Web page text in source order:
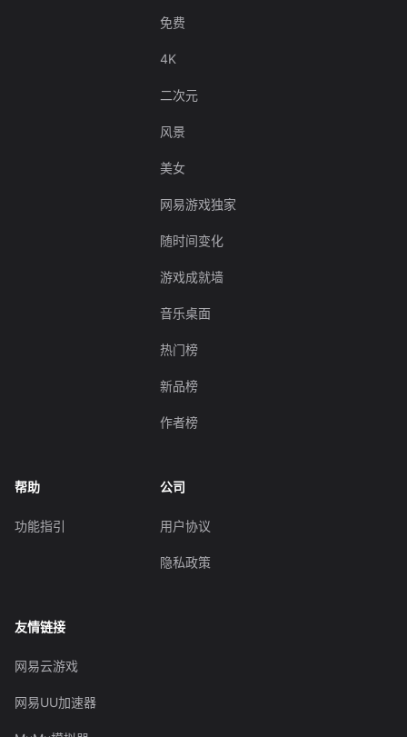
免费
4K
二次元
风景
美女
网易游戏独家
随时间变化
游戏成就墙
音乐桌面
热门榜
新品榜
作者榜
帮助
功能指引
公司
用户协议
隐私政策
友情链接
网易云游戏
网易UU加速器